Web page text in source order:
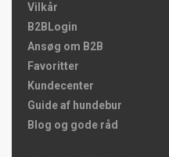
Vilkår
B2BLogin
Ansøg om B2B
Favoritter
Kundecenter
Guide af hundebur
Blog og gode råd